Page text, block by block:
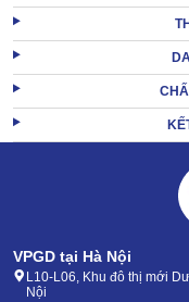
VPGD tại Hà Nội
L10-L06, Khu đô thị mới
Nội